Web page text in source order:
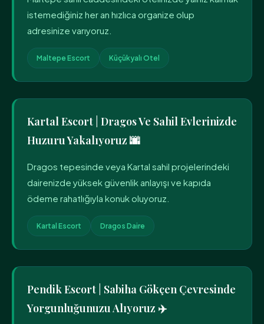
istemediğiniz her an hızlıca organize olup
adresinize varıyoruz.
Maltepe Escort Küçükyalı Otel
Kartal Escort | Dragos Ve Sahil Evlerinizde
Huzuru Yakalıyoruz 🌆
Dragos tepesinde veya Kartal sahil projelerindeki
dairenizde yüksek güvenlik anlayışı ve kapıda
ödeme rahatlığıyla konuk oluyoruz.
Kartal Escort Dragos Daire
Pendik Escort | Sabiha Gökçen Çevresinde
Yorgunluğunuzu Alıyoruz ✈️